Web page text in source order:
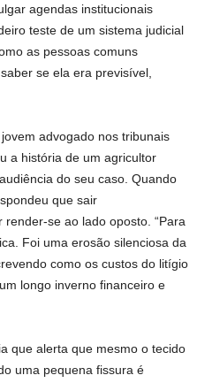
agendas institucionais
teste de um sistema judicial
as pessoas comuns
se ela era previsível,
advogado nos tribunais
a história de um agricultor
do seu caso. Quando
que sair
se ao lado oposto. “Para
Foi uma erosão silenciosa da
como os custos do litígio
longo inverno financeiro e
que alerta que mesmo o tecido
uma pequena fissura é